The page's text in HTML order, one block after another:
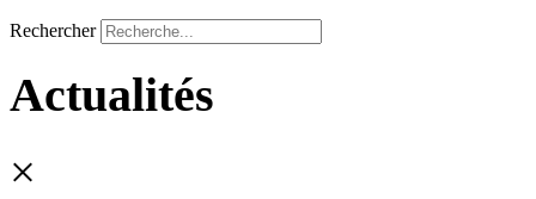
Rechercher
Actualités
×